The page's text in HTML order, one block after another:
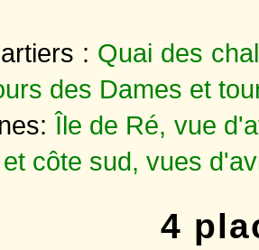
: Quai des
des Dames et
Île de Ré, vue
côte sud, vues
4